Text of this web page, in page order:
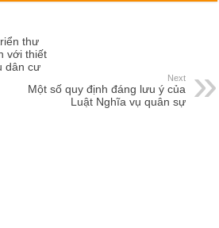
thư
với thiết
dân cư
Next
Một số quy định đáng lưu ý của
Luật Nghĩa vụ quân sự